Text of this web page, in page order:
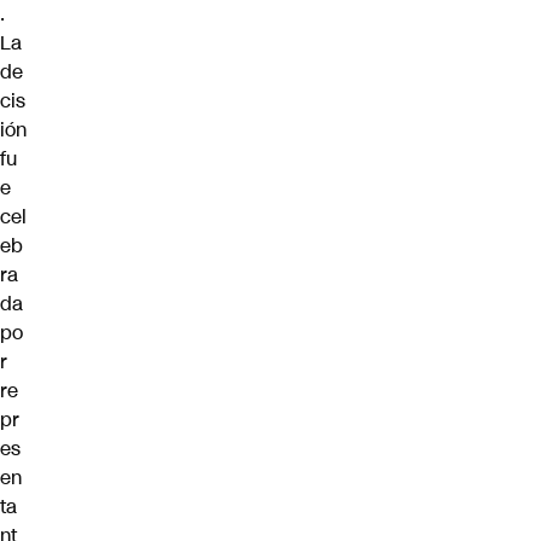
.
La
de
cis
ión
fu
e
cel
eb
ra
da
po
r
re
pr
es
en
ta
nt